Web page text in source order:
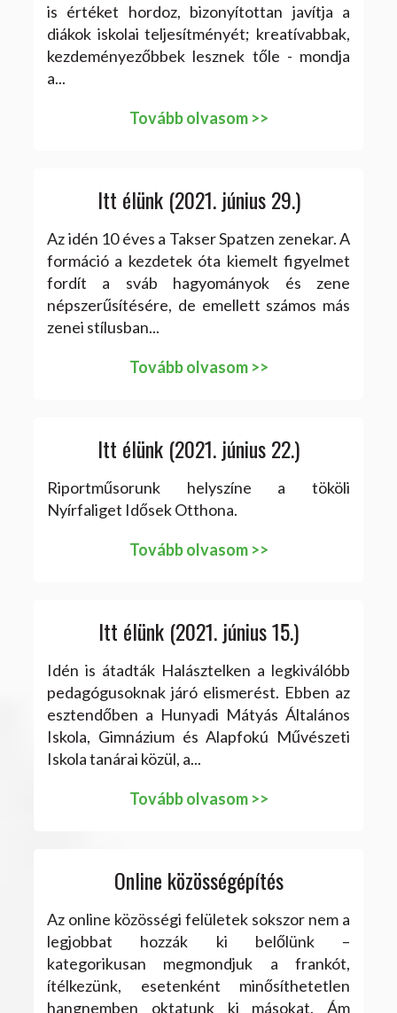
is értéket hordoz, bizonyítottan javítja a
diákok iskolai teljesítményét; kreatívabbak,
kezdeményezőbbek lesznek tőle - mondja
a...
Tovább olvasom >>
Itt élünk (2021. június 29.)
Az idén 10 éves a Takser Spatzen zenekar. A
formáció a kezdetek óta kiemelt figyelmet
fordít a sváb hagyományok és zene
népszerűsítésére, de emellett számos más
zenei stílusban...
Tovább olvasom >>
Itt élünk (2021. június 22.)
Riportműsorunk helyszíne a tököli
Nyírfaliget Idősek Otthona.
Tovább olvasom >>
Itt élünk (2021. június 15.)
Idén is átadták Halásztelken a legkiválóbb
pedagógusoknak járó elismerést. Ebben az
esztendőben a Hunyadi Mátyás Általános
Iskola, Gimnázium és Alapfokú Művészeti
Iskola tanárai közül, a...
Tovább olvasom >>
Online közösségépítés
Az online közösségi felületek sokszor nem a
legjobbat hozzák ki belőlünk –
kategorikusan megmondjuk a frankót,
ítélkezünk, esetenként minősíthetetlen
hangnemben oktatunk ki másokat. Ám